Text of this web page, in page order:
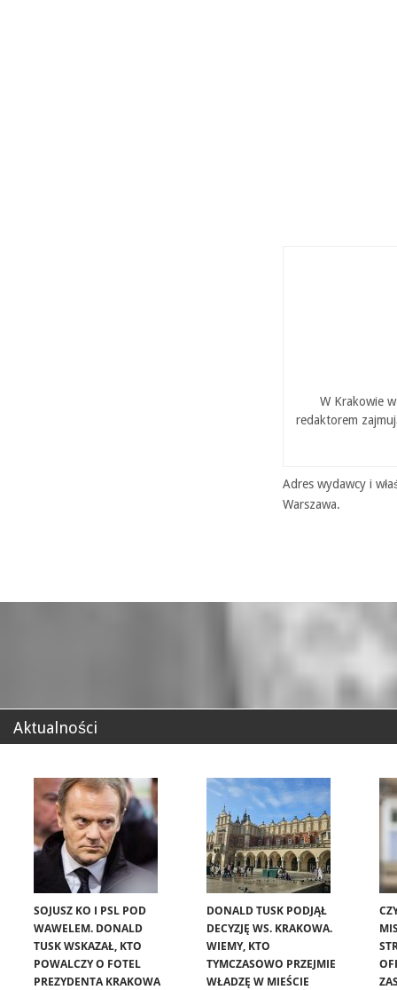
W Krakowie
redaktorem
Adres wydawcy i
Warszawa.
Aktualności
SOJUSZ KO I PSL POD
WAWELEM. DONALD
TUSK WSKAZAŁ, KTO
POWALCZY O FOTEL
PREZYDENTA KRAKOWA
DONALD TUSK PODJĄŁ
DECYZJĘ WS. KRAKOWA.
WIEMY, KTO
TYMCZASOWO PRZEJMIE
WŁADZĘ W MIEŚCIE